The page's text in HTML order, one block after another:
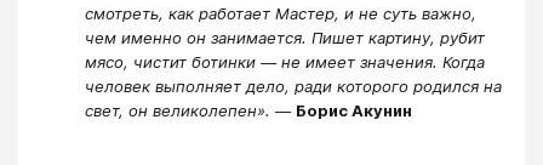
смотреть, как работает Мастер, и не суть важно,
чем именно он занимается. Пишет картину, рубит
мясо, чистит ботинки — не имеет значения. Когда
человек выполняет дело, ради которого родился на
свет, он великолепен». — Борис Акунин